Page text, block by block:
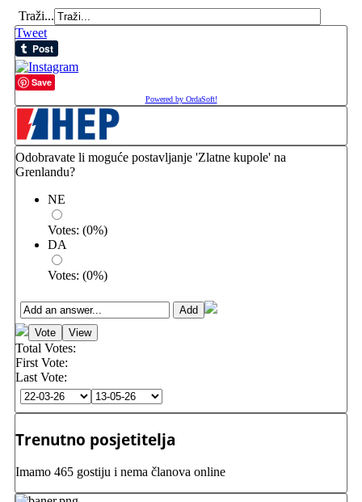
Traži...
Tweet
Save
Powered by OrdaSoft!
Odobravate li moguće postavljanje 'Zlatne kupole' na
Grenlandu?
NE
Votes: (0%)
DA
Votes: (0%)
Total Votes:
First Vote:
Last Vote:
Trenutno posjetitelja
Imamo 465 gostiju i nema članova online